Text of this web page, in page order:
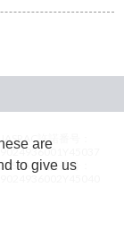
JASRAC許諾番号：
9024936001Y45037
JASRAC許諾番号：
are
to give us